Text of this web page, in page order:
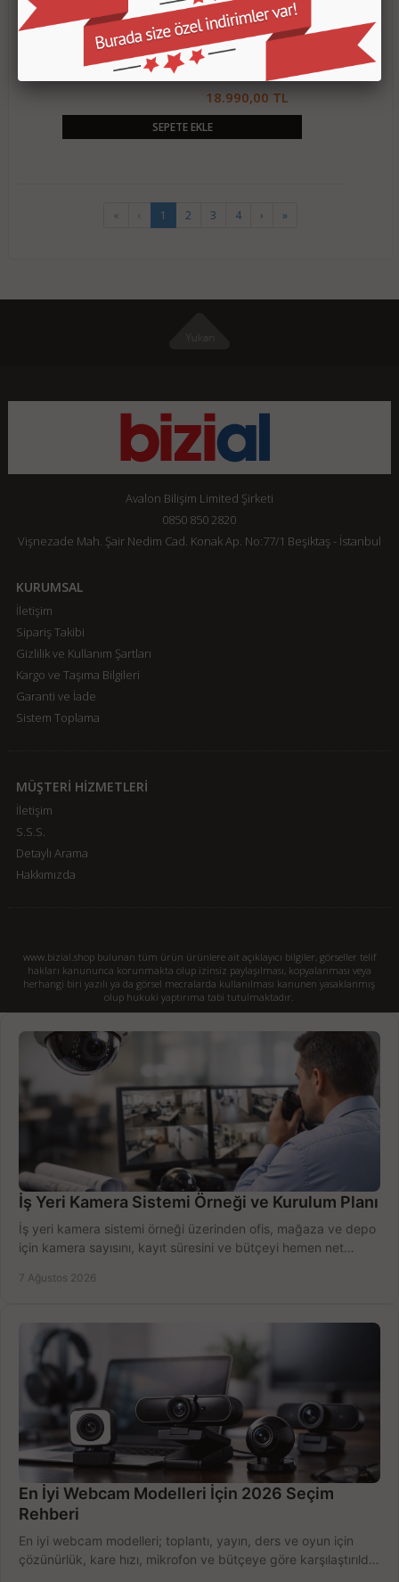
XIAOMI REDMI NOTE 14 PRO 12+512GB MAVI CEP
18.990,00 TL
SEPETE EKLE
« ‹ 1 2 3 4 › »
Avalon Bilişim Limited Şirketi
0850 850 2820
Vişnezade Mah. Şair Nedim Cad. Konak Ap. No:77/1 Beşiktaş - İstanbul
KURUMSAL
İletişim
Sipariş Takibi
Gizlilik ve Kullanım Şartları
Kargo ve Taşıma Bilgileri
Garanti ve İade
Sistem Toplama
MÜŞTERİ HİZMETLERİ
İletişim
S.S.S.
Detaylı Arama
Hakkımızda
www.bizial.shop bulunan tüm ürün ürünlere ait açıklayıcı bilgiler, görseller telif
hakları kanununca korunmakta olup izinsiz paylaşılması, kopyalanması veya
herhangi biri yazılı ya da görsel mecralarda kullanılması kanunen yasaklanmış
olup hukuki yaptırıma tabi tutulmaktadır.
İş Yeri Kamera Sistemi Örneği ve Kurulum Planı
İş yeri kamera sistemi örneği üzerinden ofis, mağaza ve depo
için kamera sayısını, kayıt süresini ve bütçeyi hemen net
7 Ağustos 2026
En İyi Webcam Modelleri İçin 2026 Seçim
Rehberi
En iyi webcam modelleri; toplantı, yayın, ders ve oyun için
çözünürlük, kare hızı, mikrofon ve bütçeye göre karşılaştırıldı.